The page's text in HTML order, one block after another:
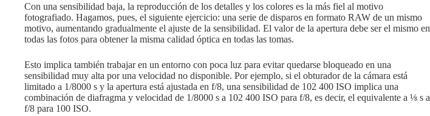
Con una sensibilidad baja, la reproducción de los detalles y los colores es la más fiel al motivo
fotografiado. Hagamos, pues, el siguiente ejercicio: una serie de disparos en formato RAW de un mismo
motivo, aumentando gradualmente el ajuste de la sensibilidad. El valor de la apertura debe ser el mismo en
todas las fotos para obtener la misma calidad óptica en todas las tomas.
Esto implica también trabajar en un entorno con poca luz para evitar quedarse bloqueado en una
sensibilidad muy alta por una velocidad no disponible. Por ejemplo, si el obturador de la cámara está
limitado a 1/8000 s y la apertura está ajustada en f/8, una sensibilidad de 102 400 ISO implica una
combinación de diafragma y velocidad de 1/8000 s a 102 400 ISO para f/8, es decir, el equivalente a ⅛ s a
f/8 para 100 ISO.